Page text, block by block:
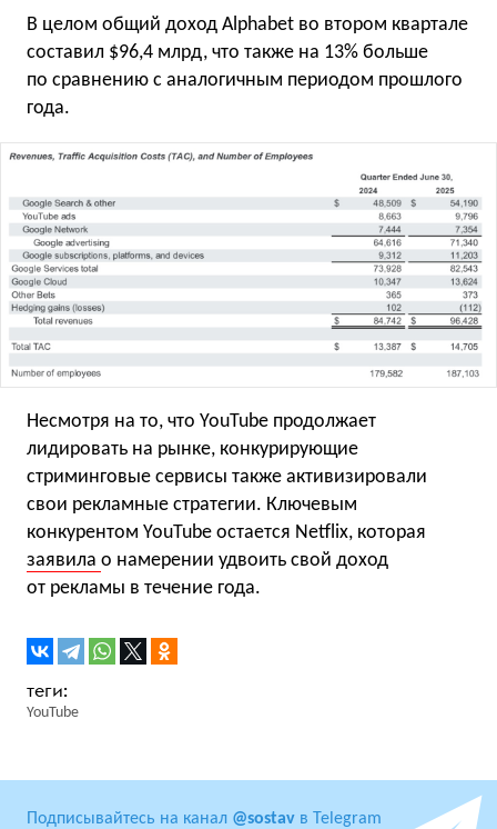
В целом общий доход Alphabet во втором квартале
составил $96,4 млрд, что также на 13% больше
по сравнению с аналогичным периодом прошлого
года.
Несмотря на то, что YouTube продолжает
лидировать на рынке, конкурирующие
стриминговые сервисы также активизировали
свои рекламные стратегии. Ключевым
конкурентом YouTube остается Netflix, которая
заявила о намерении удвоить свой доход
от рекламы в течение года.
YouTube
Подписывайтесь на канал @sostav в Telegram